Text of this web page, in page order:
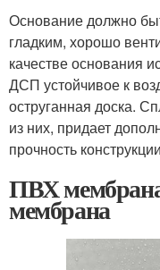
Основание должно
гладким, хорошо
качестве основания
ДСП устойчивое к
оструганная доска.
из них, придает
прочность
ПВХ
мембрана